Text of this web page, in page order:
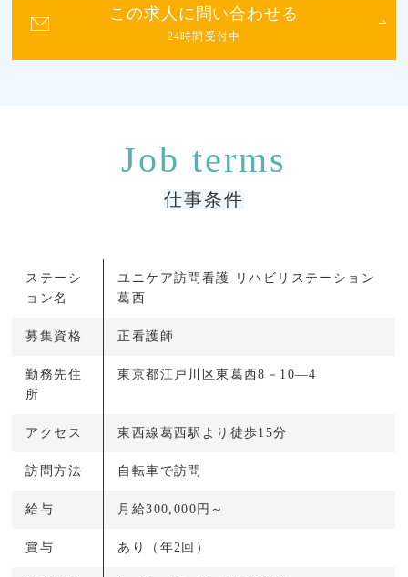
この求人に問い合わせる
24時間受付中
仕事条件
ステーシ
ョン名
ユニケア訪問看護 リハビリステーション
葛西
募集資格 正看護師
勤務先住
所
東京都江戸川区東葛西8－10―4
アクセス 東西線葛西駅より徒歩15分
訪問方法 自転車で訪問
給与 月給300,000円～
賞与 あり（年2回）